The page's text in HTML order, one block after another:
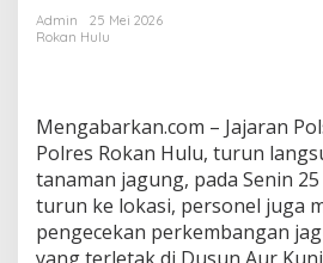
Admin
25 Mei 2026
Rokan Hulu
Mengabarkan.com – Jajaran
Polres Rokan Hulu, turun
tanaman jagung, pada Senin 25
turun ke lokasi, personel juga
pengecekan perkembangan